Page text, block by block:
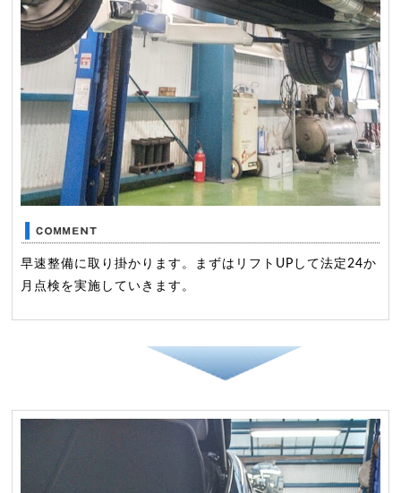
早速整備に取り掛かります。まずはリフトUPして法定24か
月点検を実施していきます。